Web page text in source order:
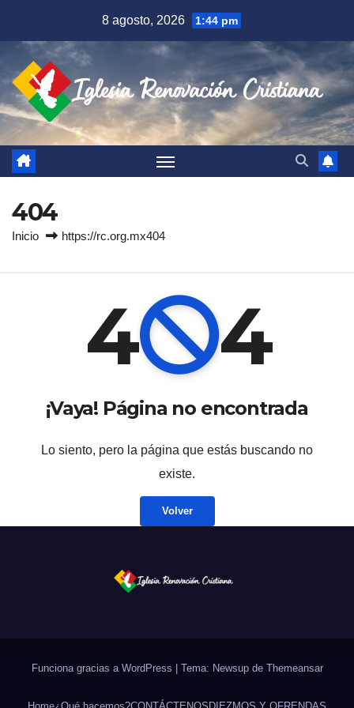
contenido
8 agosto, 2026 1:44 pm
404
Inicio https://rc.org.mx404
4 4
¡Vaya! Página no encontrada
Lo siento, pero la página que estás buscando no
existe.
Volver
Funciona gracias a WordPress Tema: Newsup de Themeansar